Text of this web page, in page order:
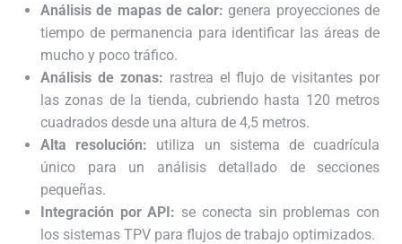
Análisis de mapas de calor: genera proyecciones de
tiempo de permanencia para identificar las áreas de
mucho y poco tráfico.
Análisis de zonas: rastrea el flujo de visitantes por
las zonas de la tienda, cubriendo hasta 120 metros
cuadrados desde una altura de 4,5 metros.
Alta resolución: utiliza un sistema de cuadrícula
único para un análisis detallado de secciones
pequeñas.
Integración por API: se conecta sin problemas con
los sistemas TPV para flujos de trabajo optimizados.